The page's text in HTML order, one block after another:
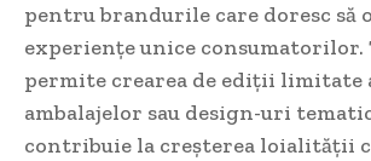
pentru brandurile care doresc să
experiențe unice consumatorilor.
permite crearea de ediții limitate
ambalajelor sau design-uri
contribuie la creșterea loialității